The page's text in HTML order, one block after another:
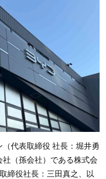
代表取締役 社長：堀井勇
（孫会社）である株式会
締役社長：三田真之、以